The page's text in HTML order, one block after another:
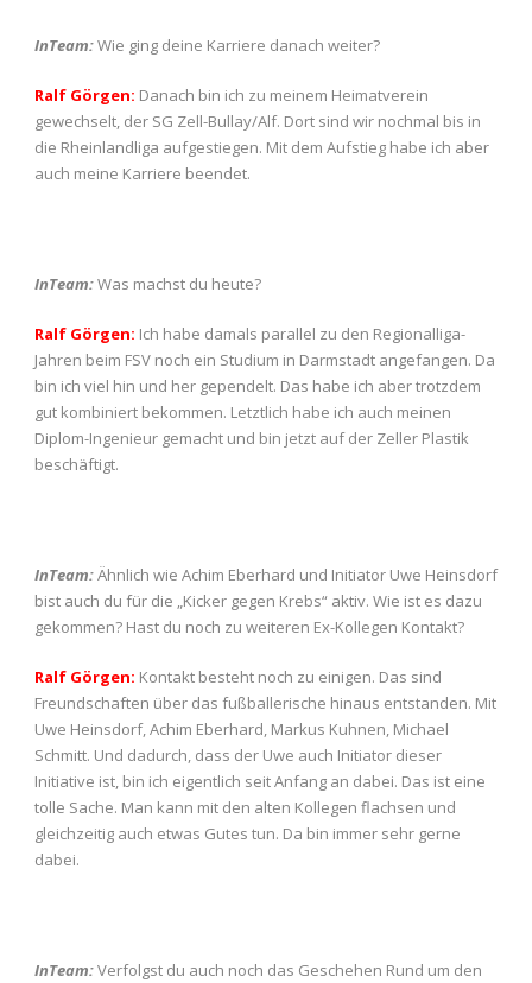
InTeam:Wie ging deine Karriere danach weiter?
Ralf Görgen: Danach bin ich zu meinem Heimatverein
gewechselt, der SG Zell-Bullay/Alf. Dort sind wir nochmal bis in
die Rheinlandliga aufgestiegen. Mit dem Aufstieg habe ich aber
auch meine Karriere beendet.
InTeam:Was machst du heute?
Ralf Görgen: Ich habe damals parallel zu den Regionalliga-
Jahren beim FSV noch ein Studium in Darmstadt angefangen. Da
bin ich viel hin und her gependelt. Das habe ich aber trotzdem
gut kombiniert bekommen. Letztlich habe ich auch meinen
Diplom-Ingenieur gemacht und bin jetzt auf der Zeller Plastik
beschäftigt.
InTeam:Ähnlich wie Achim Eberhard und Initiator Uwe Heinsdorf
bist auch du für die „Kicker gegen Krebs“ aktiv. Wie ist es dazu
gekommen? Hast du noch zu weiteren Ex-Kollegen Kontakt?
Ralf Görgen: Kontakt besteht noch zu einigen. Das sind
Freundschaften über das fußballerische hinaus entstanden. Mit
Uwe Heinsdorf, Achim Eberhard, Markus Kuhnen, Michael
Schmitt. Und dadurch, dass der Uwe auch Initiator dieser
Initiative ist, bin ich eigentlich seit Anfang an dabei. Das ist eine
tolle Sache. Man kann mit den alten Kollegen flachsen und
gleichzeitig auch etwas Gutes tun. Da bin immer sehr gerne
dabei.
InTeam:Verfolgst du auch noch das Geschehen Rund um den